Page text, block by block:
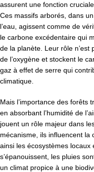
assurent une fonction
Ces massifs arborés, dans
l’eau, agissent comme de
le carbone excédentaire qui
de la planète. Leur rôle n’est
de l’oxygène et stockent le
gaz à effet de serre qui
climatique.
Mais l’importance des forêts
en absorbant l’humidité de
jouent un rôle majeur dans
mécanisme, ils influencent la
ainsi les écosystèmes
s’épanouissent, les pluies
un climat propice à une